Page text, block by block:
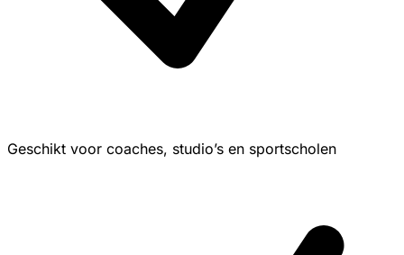
Geschikt voor coaches, studio’s en sportscholen